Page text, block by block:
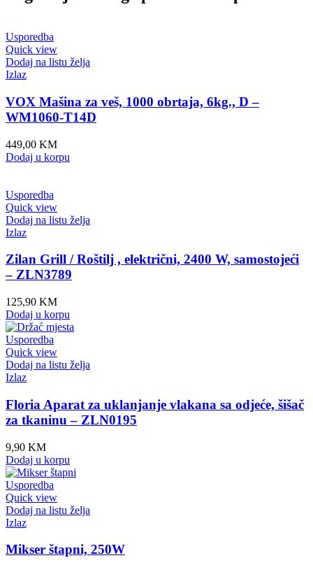
Usporedba
Quick view
Dodaj na listu želja
Izlaz
VOX Mašina za veš, 1000 obrtaja, 6kg., D –
WM1060-T14D
449,00 KM
Dodaj u korpu
Usporedba
Quick view
Dodaj na listu želja
Izlaz
Zilan Grill / Roštilj , električni, 2400 W, samostojeći
– ZLN3789
125,90 KM
Dodaj u korpu
Usporedba
Quick view
Dodaj na listu želja
Izlaz
Floria Aparat za uklanjanje vlakana sa odjeće, šišač
za tkaninu – ZLN0195
9,90 KM
Dodaj u korpu
Usporedba
Quick view
Dodaj na listu želja
Izlaz
Mikser štapni, 250W